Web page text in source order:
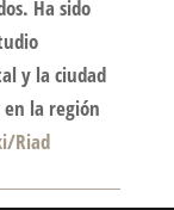
Ha sido
y la ciudad
la región
Riad